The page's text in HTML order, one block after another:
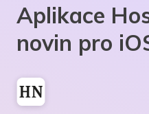
Aplikace
novin pro